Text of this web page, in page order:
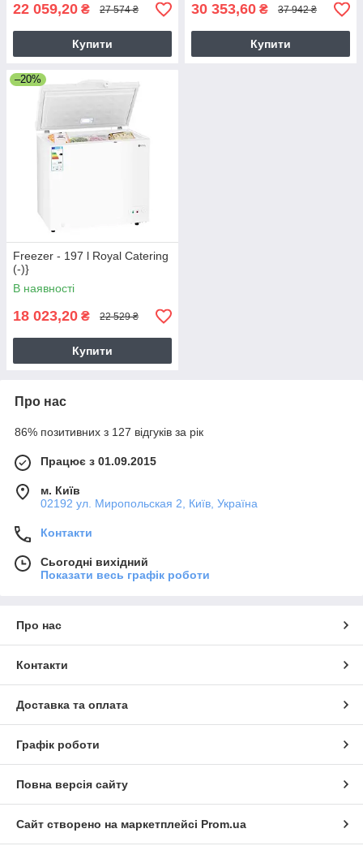
22 059,20 ₴ 27 574 ₴
Купити
30 353,60 ₴ 37 942 ₴
Купити
–20%
Freezer - 197 l Royal Catering
(-)}
В наявності
18 023,20 ₴ 22 529 ₴
Купити
Про нас
86% позитивних з 127 відгуків за рік
Працює з 01.09.2015
м. Київ
02192 ул. Миропольская 2, Київ, Україна
Контакти
Сьогодні вихідний
Показати весь графік роботи
Про нас
Контакти
Доставка та оплата
Графік роботи
Повна версія сайту
Сайт створено на маркетплейсі Prom.ua